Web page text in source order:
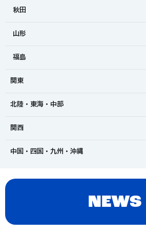
秋田
山形
福島
関東
北陸・東海・中部
関西
中国・四国・九州・沖縄
NEWS